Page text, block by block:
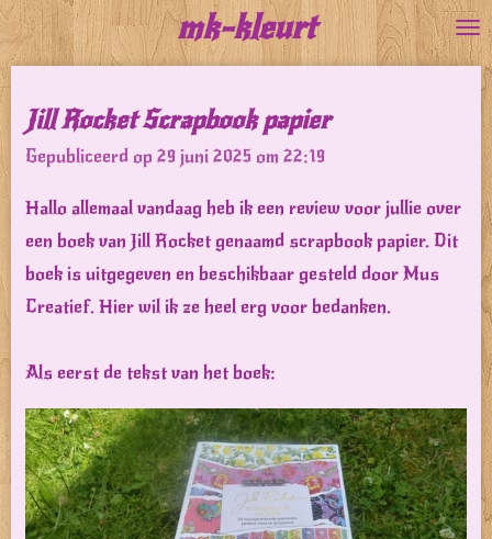
direct
de
hoofdinhoud
mk-kleurt
Jill Rocket Scrapbook papier
Gepubliceerd op 29 juni 2025 om 22:19
Hallo allemaal vandaag heb ik een review voor jullie over
een boek van Jill Rocket genaamd scrapbook papier. Dit
boek is uitgegeven en beschikbaar gesteld door Mus
Creatief. Hier wil ik ze heel erg voor bedanken.
Als eerst de tekst van het boek: